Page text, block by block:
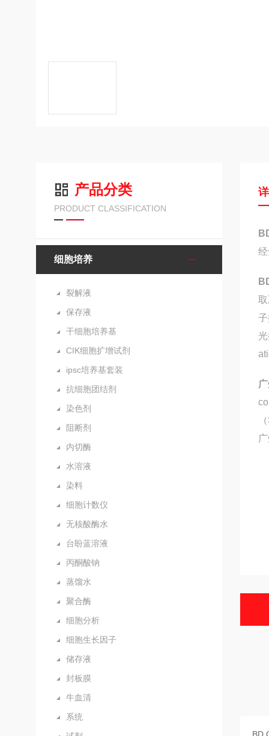
产品分类
PRODUCT CLASSIFICATION
细胞培养
裂解液
保存液
干细胞培养基
CIK细胞扩增试剂
ipsc培养基套装
抗细胞团结剂
染色剂
阻断剂
内切酶
水溶液
染料
细胞计数仪
无核酸酶水
台盼蓝溶液
丙酮酸钠
蒸馏水
聚合酶
细胞分析
细胞生长因子
储存液
封板膜
牛血清
系统